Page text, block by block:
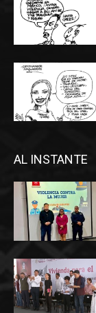
AL INSTANTE